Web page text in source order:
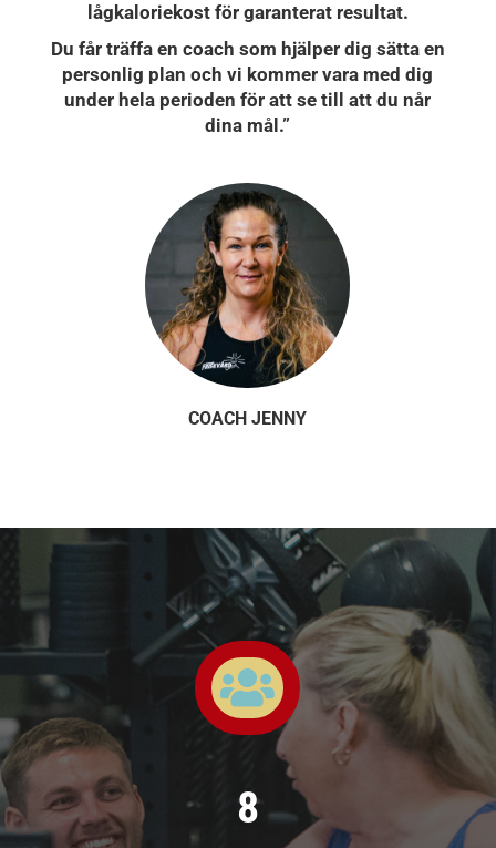
lågkaloriekost för garanterat resultat.
Du får träffa en coach som hjälper dig sätta en
personlig plan och vi kommer vara med dig
under hela perioden för att se till att du når
dina mål.”
COACH JENNY

8